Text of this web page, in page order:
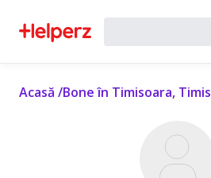
Acasă /Bone în Timisoara, Timis